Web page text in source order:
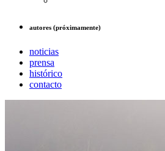
autores (próximamente)
noticias
prensa
histórico
contacto